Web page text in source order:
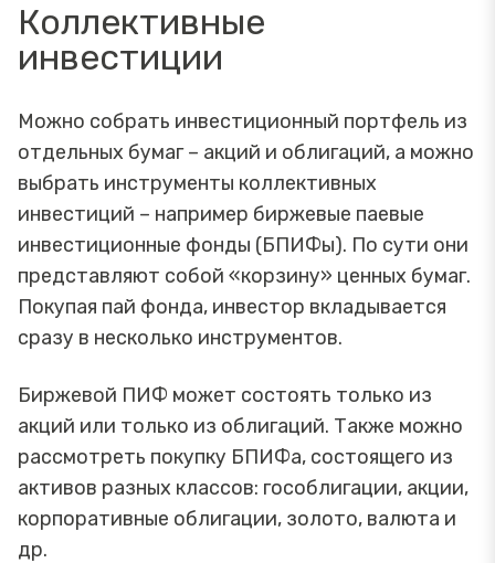
Коллективные
инвестиции
Можно собрать инвестиционный портфель из
отдельных бумаг – акций и облигаций, а можно
выбрать инструменты коллективных
инвестиций – например биржевые паевые
инвестиционные фонды (БПИФы). По сути они
представляют собой «корзину» ценных бумаг.
Покупая пай фонда, инвестор вкладывается
сразу в несколько инструментов.
Биржевой ПИФ может состоять только из
акций или только из облигаций. Также можно
рассмотреть покупку БПИФа, состоящего из
активов разных классов: гособлигации, акции,
корпоративные облигации, золото, валюта и
др.